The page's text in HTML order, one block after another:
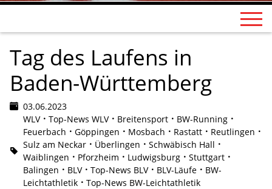
Tag des Laufens in
Baden-Württemberg
03.06.2023
WLV
Top-News WLV Breitensport
BW-Running
Feuerbach
Göppingen Mosbach Rastatt
Reutlingen
Sulz am Neckar
Überlingen
Schwäbisch Hall
Waiblingen
Pforzheim Ludwigsburg
Stuttgart
Balingen
BLV Top-News BLV BLV-Läufe
BW-
Leichtathletik
Top-News BW-Leichtathletik